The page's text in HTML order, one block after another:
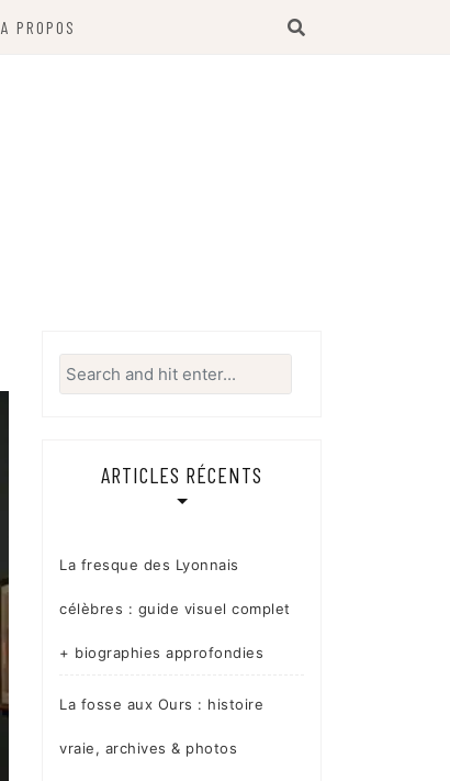
A PROPOS
Search
for:
ARTICLES RÉCENTS
La fresque des Lyonnais
célèbres : guide visuel complet
+ biographies approfondies
La fosse aux Ours : histoire
vraie, archives & photos